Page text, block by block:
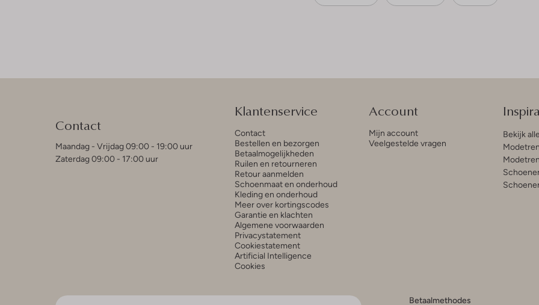
Contact
Maandag - Vrijdag 09:00 - 19:00 uur
Zaterdag 09:00 - 17:00 uur
Klantenservice
Contact
Bestellen en bezorgen
Betaalmogelijkheden
Ruilen en retourneren
Retour aanmelden
Schoenmaat en onderhoud
Kleding en onderhoud
Meer over kortingscodes
Garantie en klachten
Algemene voorwaarden
Privacystatement
Cookiestatement
Artificial Intelligence
Cookies
Account
Mijn account
Veelgestelde vragen
Bekijk
Betaalmethodes